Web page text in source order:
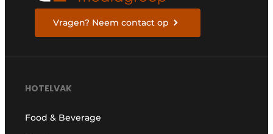
Vragen? Neem contact op
HOTELVAK
Food & Beverage